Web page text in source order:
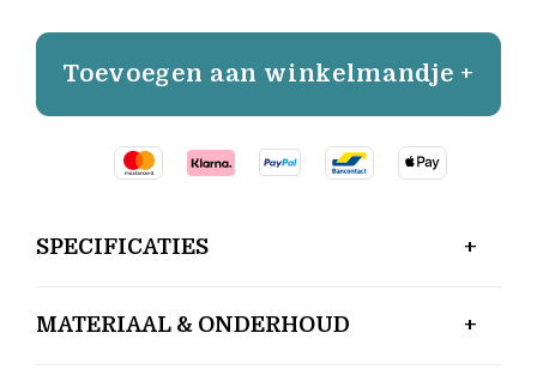
Toevoegen aan winkelmandje +
SPECIFICATIES
MATERIAAL & ONDERHOUD